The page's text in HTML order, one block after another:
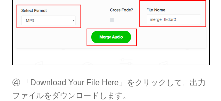
④ 「Download Your File Here」をクリックして、出力
ファイルをダウンロードします。